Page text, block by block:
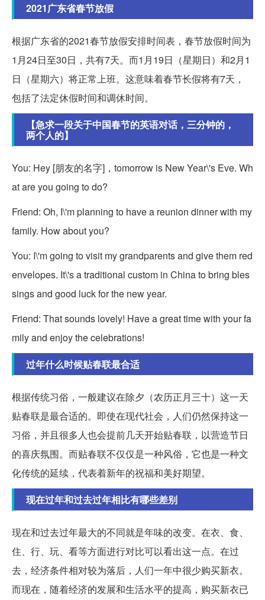
2021广东省春节放假
根据广东省的2021春节放假安排时间表，春节放假时间为
1月24日至30日，共有7天。而1月19日（星期日）和2月1
日（星期六）将正常上班。这意味着春节长假将有7天，
包括了法定休假时间和调休时间。
【急求一段关于中国春节的英语对话，三分钟的，
两个人的】
You: Hey [朋友的名字]，tomorrow is New Year\'s Eve. Wh
at are you going to do?
Friend: Oh, I\'m planning to have a reunion dinner with my
family. How about you?
You: I\'m going to visit my grandparents and give them red
envelopes. It\'s a traditional custom in China to bring bles
sings and good luck for the new year.
Friend: That sounds lovely! Have a great time with your fa
mily and enjoy the celebrations!
过年什么时候贴春联最合适
根据传统习俗，一般建议在除夕（农历正月三十）这一天
贴春联是最合适的。即使在现代社会，人们仍然保持这一
习俗，并且很多人也会提前几天开始贴春联，以营造节日
的喜庆氛围。而贴春联不仅仅是一种风俗，它也是一种文
化传统的延续，代表着新年的祝福和美好期望。
现在过年和过去过年相比有哪些差别
现在和过去过年最大的不同就是年味的改变。在衣、食、
住、行、玩、看等方面进行对比可以看出这一点。在过
去，经济条件相对较为落后，人们一年中很少购买新衣。
而现在，随着经济的发展和生活水平的提高，购买新衣已